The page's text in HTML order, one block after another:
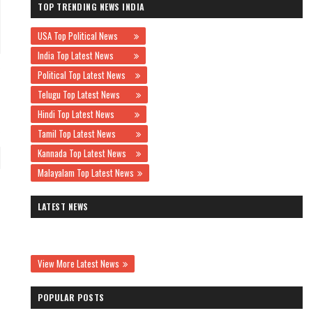
TOP TRENDING NEWS INDIA
USA Top Political News
India Top Latest News
Political Top Latest News
Telugu Top Latest News
Hindi Top Latest News
Tamil Top Latest News
Kannada Top Latest News
Malayalam Top Latest News
LATEST NEWS
View More Latest News
POPULAR POSTS